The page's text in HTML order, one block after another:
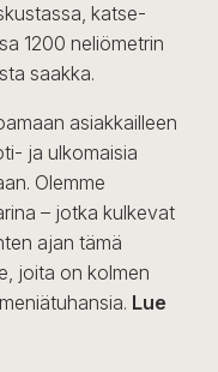
katse-
1200 neliömetrin
saakka.
asiakkailleen
ja ulkomaisia
Olemme
– jotka kulkevat
ajan tämä
joita on kolmen
Lue